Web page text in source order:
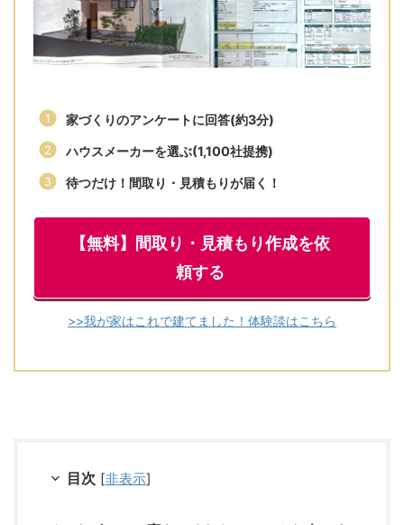
家づくりのアンケートに回答(約3分)
ハウスメーカーを選ぶ(1,100社提携)
待つだけ！間取り・見積もりが届く！
【無料】間取り・見積もり作成を依
頼する
>>我が家はこれで建てました！体験談はこちら
目次 [非表示]